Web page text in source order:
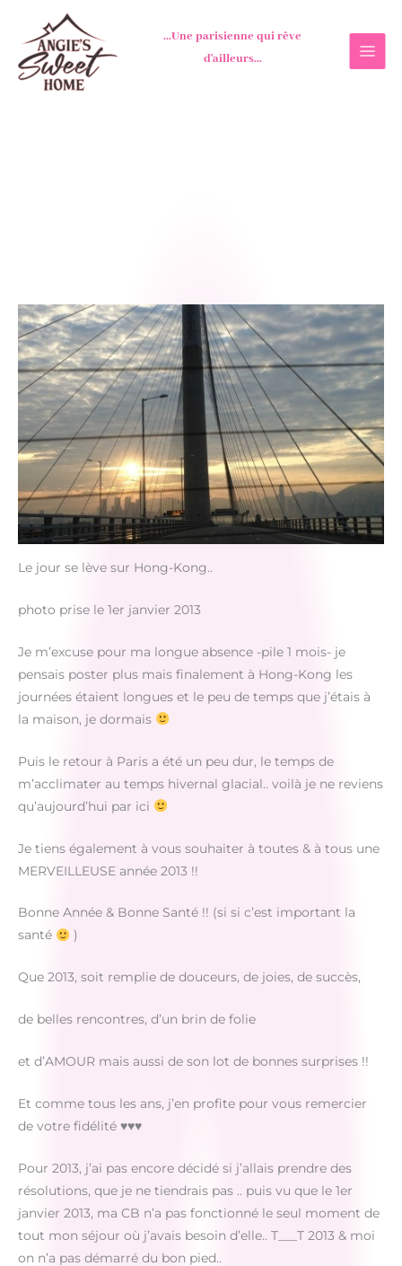
contenu
...Une parisienne qui rêve
d'ailleurs...
Le jour se lève sur Hong-Kong..
photo prise le 1er janvier 2013
Je m’excuse pour ma longue absence -pile 1 mois- je
pensais poster plus mais finalement à Hong-Kong les
journées étaient longues et le peu de temps que j’étais à
la maison, je dormais
Puis le retour à Paris a été un peu dur, le temps de
m’acclimater au temps hivernal glacial.. voilà je ne reviens
qu’aujourd’hui par ici
Je tiens également à vous souhaiter à toutes & à tous une
MERVEILLEUSE année 2013 !!
Bonne Année & Bonne Santé !! (si si c’est important la
santé
)
Que 2013, soit remplie de douceurs, de joies, de succès,
de belles rencontres, d’un brin de folie
et d’AMOUR mais aussi de son lot de bonnes surprises !!
Et comme tous les ans, j’en profite pour vous remercier
de votre fidélité ♥♥♥
Pour 2013, j’ai pas encore décidé si j’allais prendre des
résolutions, que je ne tiendrais pas .. puis vu que le 1er
janvier 2013, ma CB n’a pas fonctionné le seul moment de
tout mon séjour où j’avais besoin d’elle.. T___T 2013 & moi
on n’a pas démarré du bon pied..